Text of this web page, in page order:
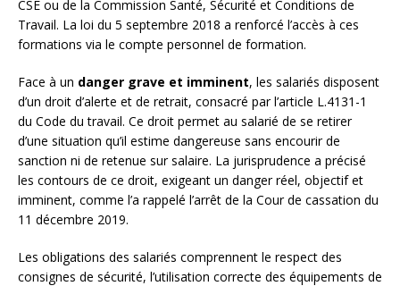
CSE ou de la Commission Santé, Sécurité et Conditions de
Travail. La loi du 5 septembre 2018 a renforcé l’accès à ces
formations via le compte personnel de formation.
Face à un danger grave et imminent, les salariés disposent
d’un droit d’alerte et de retrait, consacré par l’article L.4131-1
du Code du travail. Ce droit permet au salarié de se retirer
d’une situation qu’il estime dangereuse sans encourir de
sanction ni de retenue sur salaire. La jurisprudence a précisé
les contours de ce droit, exigeant un danger réel, objectif et
imminent, comme l’a rappelé l’arrêt de la Cour de cassation du
11 décembre 2019.
Les obligations des salariés comprennent le respect des
consignes de sécurité, l’utilisation correcte des équipements de